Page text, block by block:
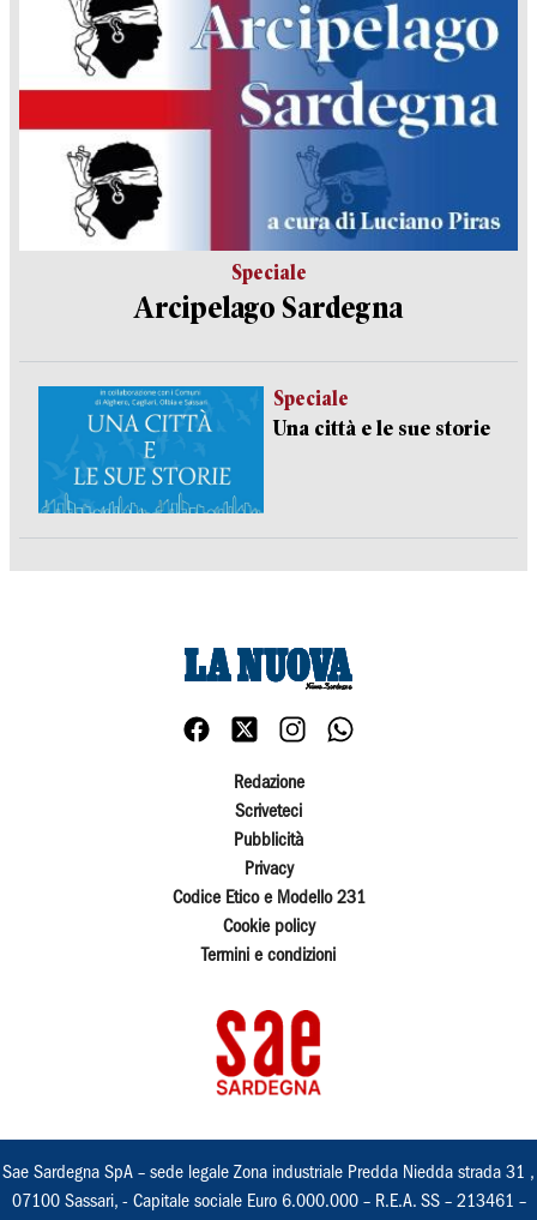
Speciale
Arcipelago Sardegna
Speciale
Una città e le sue storie
Redazione
Scriveteci
Pubblicità
Privacy
Codice Etico e Modello 231
Cookie policy
Termini e condizioni
Sae Sardegna SpA – sede legale Zona industriale Predda Niedda strada 31 ,
07100 Sassari, - Capitale sociale Euro 6.000.000 – R.E.A. SS – 213461 –